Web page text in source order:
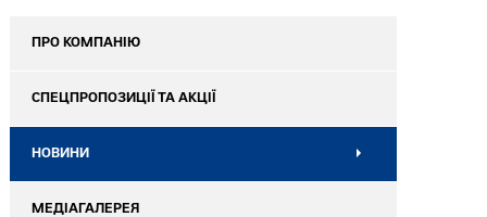
ПРО КОМПАНІЮ
СПЕЦПРОПОЗИЦІЇ ТА АКЦІЇ
НОВИНИ
МЕДІАГАЛЕРЕЯ